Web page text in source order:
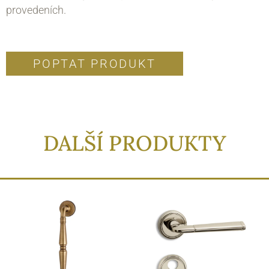
provedeních.
POPTAT PRODUKT
DALŠÍ PRODUKTY